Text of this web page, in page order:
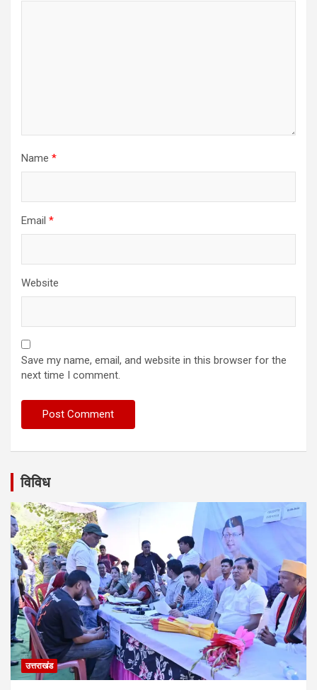
Name *
Email *
Website
Save my name, email, and website in this browser for the
next time I comment.
विविध
उत्तराखंड